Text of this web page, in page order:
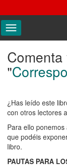
Comenta
y
valora
el
libro:
El
"
¿Has leído este
con otros lectores
Para ello
que podéis
libro.
PAUTAS PARA